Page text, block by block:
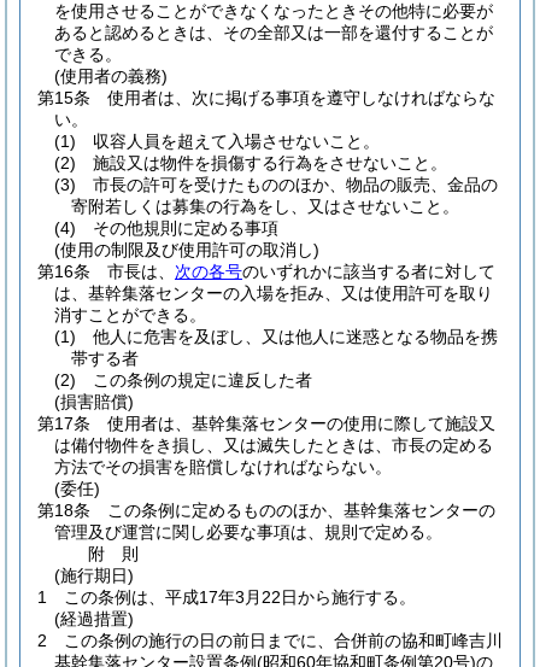
を使用させることができなくなったときその他特に必要が
あると認めるときは、その全部又は一部を還付することが
できる。
(使用者の義務)
第15条
使用者は、次に掲げる事項を遵守しなければならな
い。
(1)
収容人員を超えて入場させないこと。
(2)
施設又は物件を損傷する行為をさせないこと。
(3)
市長の許可を受けたもののほか、物品の販売、金品の
寄附若しくは募集の行為をし、又はさせないこと。
(4)
その他規則に定める事項
(使用の制限及び使用許可の取消し)
第16条
市長は、 次の各号のいずれかに該当する者に対して
は、基幹集落センターの入場を拒み、又は使用許可を取り
消すことができる。
(1)
他人に危害を及ぼし、又は他人に迷惑となる物品を携
帯する者
(2)
この条例の規定に違反した者
(損害賠償)
第17条
使用者は、基幹集落センターの使用に際して施設又
は備付物件をき損し、又は滅失したときは、市長の定める
方法でその損害を賠償しなければならない。
(委任)
第18条
この条例に定めるもののほか、基幹集落センターの
管理及び運営に関し必要な事項は、規則で定める。
附 則
(施行期日)
1
この条例は、平成17年3月22日から施行する。
(経過措置)
2
この条例の施行の日の前日までに、合併前の協和町峰吉川
基幹集落センター設置条例(昭和60年協和町条例第20号)の